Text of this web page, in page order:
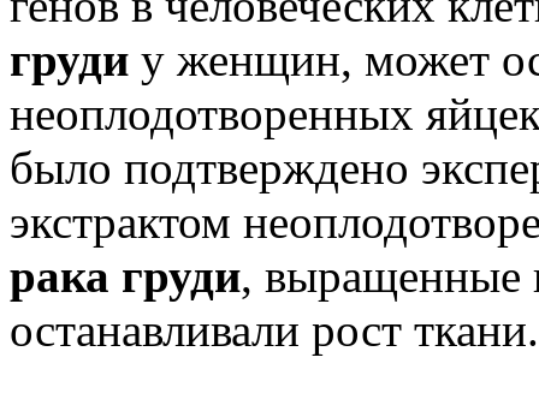
груди у женщин, может
неоплодотворенных
было подтверждено
экстрактом
рака груди, выращенные
останавливали рост ткани.